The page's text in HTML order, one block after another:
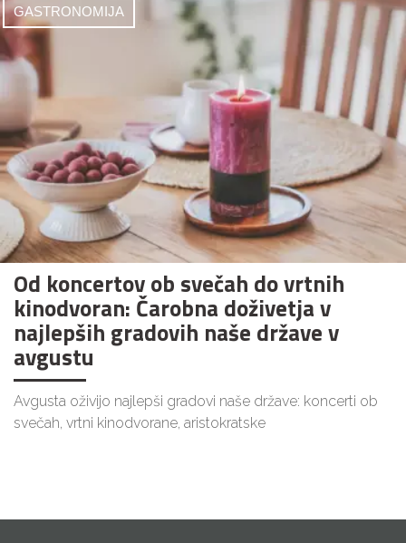
GASTRONOMIJA
Od koncertov ob svečah do vrtnih
kinodvoran: Čarobna doživetja v
najlepših gradovih naše države v
avgustu
Avgusta oživijo najlepši gradovi naše države: koncerti ob
svečah, vrtni kinodvorane, aristokratske